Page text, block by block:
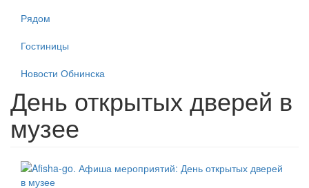
Рядом
Гостиницы
Новости Обнинска
День открытых дверей в
музее